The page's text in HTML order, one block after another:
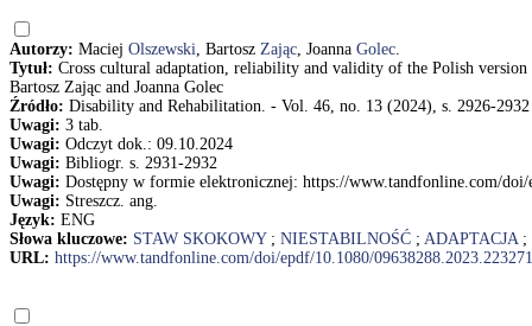
Autorzy: Maciej Olszewski, Bartosz Zając, Joanna Golec.
Tytuł: Cross cultural adaptation, reliability and validity of the Polish
Bartosz Zając and Joanna Golec
Źródło: Disability and Rehabilitation. - Vol. 46, no. 13 (2024), s. 2926-2932
Uwagi: 3 tab.
Uwagi: Odczyt dok.: 09.10.2024
Uwagi: Bibliogr. s. 2931-2932
Uwagi: Dostępny w formie elektronicznej: https://www.tandfonline.com/
Uwagi: Streszcz. ang.
Język: ENG
Słowa kluczowe: STAW SKOKOWY; NIESTABILNOŚĆ ; ADAPTACJA;
URL: https://www.tandfonline.com/doi/epdf/10.1080/